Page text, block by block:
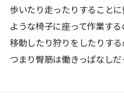
歩いたり走ったりすること
ような椅子に座って作業す
移動したり狩りをしたりする
つまり臀筋は働きっぱなしだ